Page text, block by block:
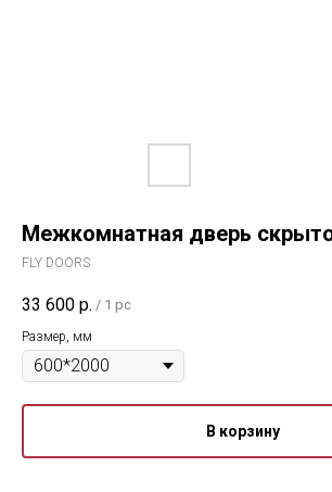
Межкомнатная дверь
FLY DOORS
33 600 р. / 1 pc
Размер, мм
В корзину